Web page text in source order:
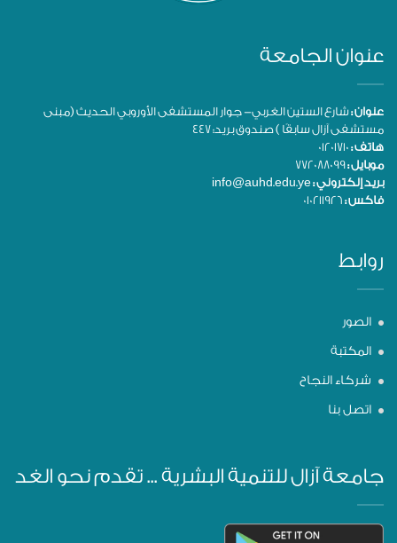
عنوان الجامعة
عنوان :شارع الستين الغربي- جوار المستشفى الأوروبي الحديث (مبنى
مستشفى آزال سابقًا ) صندوق بريد: 447
هاتف :
موبايل :
بريد إلكتروني :
فاكس :
روابط
الصور
المكتبة
شركاء النجاح
اتصل بنا
جامعة آزال للتنمية البشرية ... تقدم نحو الغد